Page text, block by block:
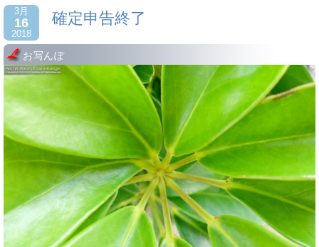
3月
16
2018
確定申告終了
お写んぽ